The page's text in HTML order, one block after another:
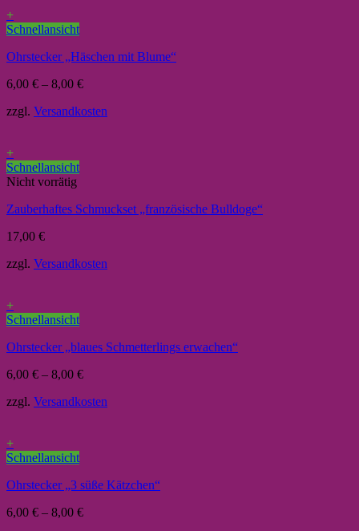
+
Schnellansicht
Ohrstecker „Häschen mit Blume“
6,00 € – 8,00 €
zzgl. Versandkosten
+
Schnellansicht
Nicht vorrätig
Zauberhaftes Schmuckset „französische Bulldoge“
17,00 €
zzgl. Versandkosten
+
Schnellansicht
Ohrstecker „blaues Schmetterlings erwachen“
6,00 € – 8,00 €
zzgl. Versandkosten
+
Schnellansicht
Ohrstecker „3 süße Kätzchen“
6,00 € – 8,00 €